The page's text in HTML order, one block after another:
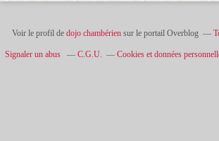
Voir le profil de dojo chambériensur le portail Overblog
Signaler un abus C.G.U. Cookies et données